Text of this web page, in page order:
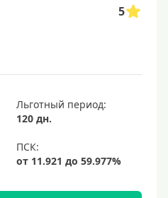
5
Льготный период:
120 дн.